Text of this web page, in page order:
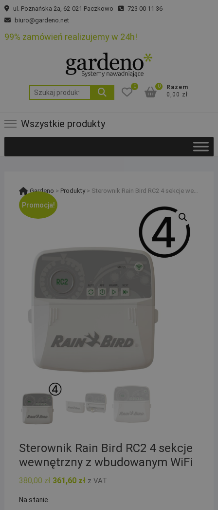
Skip
to
ul. Poznańska 2a, 62-021 Paczkowo
723 00 11 36
biuro@gardeno.net
99% zamówień realizujemy w 24h!
Szukaj:
0
Razem
0,00 zł
0
Wszystkie produkty
Gardeno > Produkty> Sterownik Rain Bird RC2 4 sekcje wewnętrzny z wbudowanym WiFi
Promocja!
Sterownik Rain Bird RC2 4 sekcje
wewnętrzny z wbudowanym WiFi
380,00zł Pierwotna
cena
361,60 złAktualna
z VAT
Na stanie